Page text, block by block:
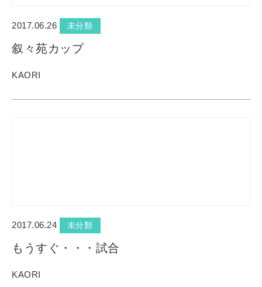
2017.06.26 未分類
叙々苑カップ
KAORI
2017.06.24 未分類
もうすぐ・・・試合
KAORI